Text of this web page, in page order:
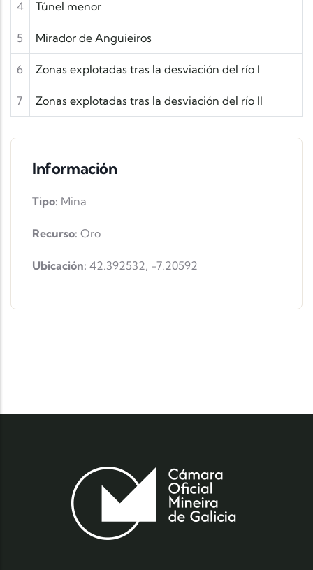
4 Túnel menor
5 Mirador de Anguieiros
6 Zonas explotadas tras la desviación del río I
7 Zonas explotadas tras la desviación del río II
Información
Tipo: Mina
Recurso: Oro
Ubicación: 42.392532, -7.20592